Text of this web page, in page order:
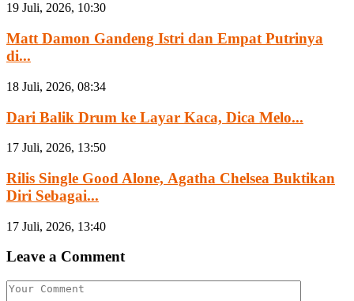
19 Juli, 2026, 10:30
Matt Damon Gandeng Istri dan Empat Putrinya
di...
18 Juli, 2026, 08:34
Dari Balik Drum ke Layar Kaca, Dica Melo...
17 Juli, 2026, 13:50
Rilis Single Good Alone, Agatha Chelsea Buktikan
Diri Sebagai...
17 Juli, 2026, 13:40
Leave a Comment